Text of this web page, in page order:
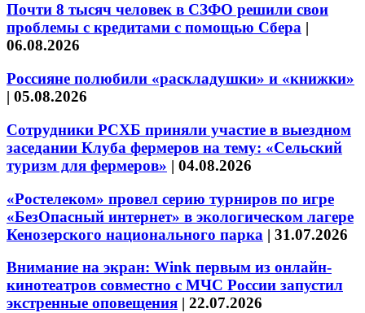
Почти 8 тысяч человек в СЗФО решили свои
проблемы с кредитами с помощью Сбера |
06.08.2026
Россияне полюбили «раскладушки» и «книжки»
| 05.08.2026
Сотрудники РСХБ приняли участие в выездном
заседании Клуба фермеров на тему: «Сельский
туризм для фермеров» | 04.08.2026
«Ростелеком» провел серию турниров по игре
«БезОпасный интернет» в экологическом лагере
Кенозерского национального парка | 31.07.2026
Внимание на экран: Wink первым из онлайн-
кинотеатров совместно с МЧС России запустил
экстренные оповещения | 22.07.2026